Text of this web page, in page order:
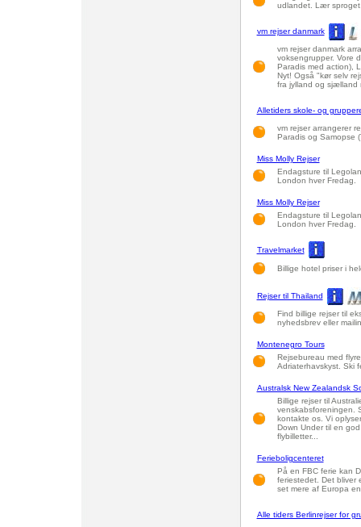
udlandet. Lær
vm rejser danmark
vm rejser danmark
voksengrupper. Vore
Paradis med action),
Nyt! Også "kør selv
fra jylland og sjælland
Alletiders skole- og
vm rejser arrangerer
Paradis og Samopse
Miss Molly Rejser
Endagsture til
London hver Fredag.
Miss Molly Rejser
Endagsture til
London hver Fredag.
Travelmarket
Billige hotel priser i
Rejser til Thailand
Find billige rejser til
nyhedsbrev eller
Montenegro Tours
Rejsebureau med
Adriaterhavskyst. Ski
Australsk New Zealandsk
Billige rejser til
venskabsforeningen.
kontakte os. Vi
Down Under til en
flybilletter...
Ferieboligcenteret
På en FBC ferie kan
feriestedet. Det bliver
set mere af Europa
Alle tiders Berlinrejser for